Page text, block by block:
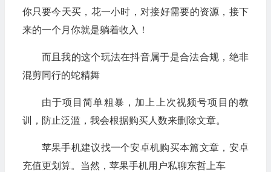
你只要今天买，花一小时，对接好需要的资源，接下
来的一个月你就是躺着收入！
而且我的这个玩法在抖音属于是合法合规，绝非
混剪同行的蛇精舞
由于项目简单粗暴，加上上次视频号项目的教
训，防止泛滥，我会根据购买人数来删除文章。
苹果手机建议找一个安卓机购买本篇文章，安卓
充值更划算。当然，苹果手机用户私聊东哲上车